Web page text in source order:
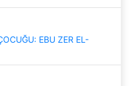
EBU ZER EL-